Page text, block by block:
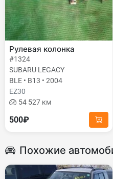
Рулевая колонка
#1324
SUBARU LEGACY
BLE • B13 • 2004
EZ30
54 527 км
500₽
Похожие